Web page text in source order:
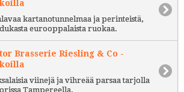
kartanotunnelmaa ja perinteistä,
eurooppalaista ruokaa.
Brasserie Riesling & Co -
viinejä ja vihreää parsaa tarjolla
Tampereella.